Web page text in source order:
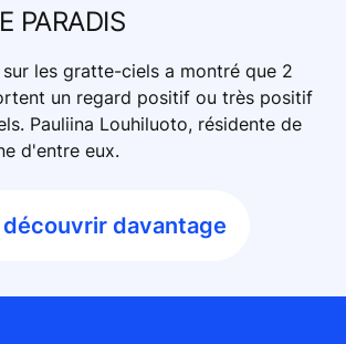
PARADIS
sur les gratte-ciels a montré que 2
un regard positif ou très positif
Pauliina Louhiluoto, résidente de
d'entre eux.
découvrir davantage